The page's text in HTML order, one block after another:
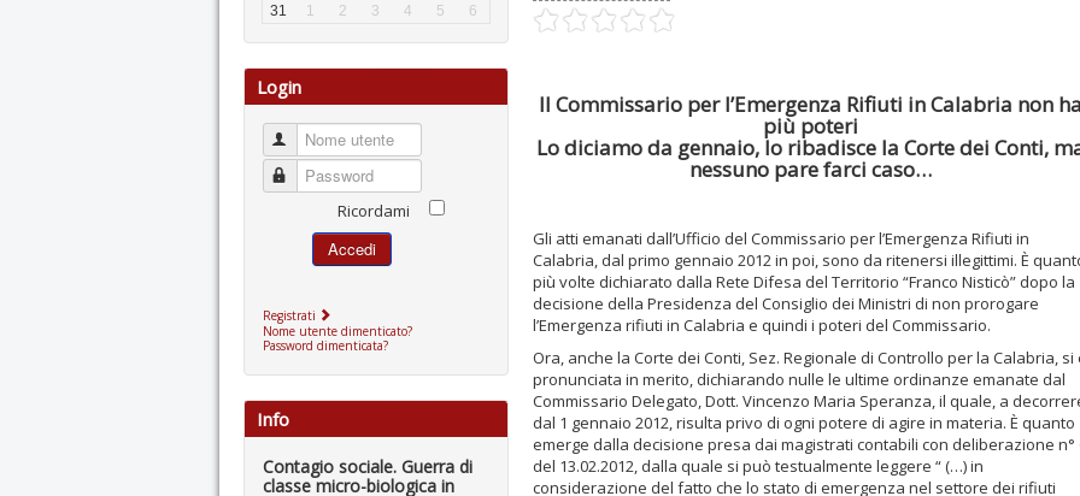
31
1 2 3 4 5 6
Login
Nome utente
Password
Ricordami
Accedi
Registrati
Nome utente dimenticato?
Password dimenticata?
Info
Contagio sociale. Guerra di
classe micro-biologica in
Il Commissario per l’Emergenza Rifiuti in Calabria non
più poteri
Lo diciamo da gennaio, lo ribadisce la Corte dei Conti,
nessuno pare farci caso…
Gli atti emanati dall’Ufficio del Commissario per l’Emergenza Rifiuti in
Calabria, dal primo gennaio 2012 in poi, sono da ritenersi illegittimi. È
più volte dichiarato dalla Rete Difesa del Territorio “Franco Nisticò” dopo la
decisione della Presidenza del Consiglio dei Ministri di non prorogare
l’Emergenza rifiuti in Calabria e quindi i poteri del Commissario.
Ora, anche la Corte dei Conti, Sez. Regionale di Controllo per la Calabria, si
pronunciata in merito, dichiarando nulle le ultime ordinanze emanate dal
Commissario Delegato, Dott. Vincenzo Maria Speranza, il quale, a
dal 1 gennaio 2012, risulta privo di ogni potere di agire in materia. È quanto
emerge dalla decisione presa dai magistrati contabili con deliberazione n°
del 13.02.2012, dalla quale si può testualmente leggere “ (…) in
considerazione del fatto che lo stato di emergenza nel settore dei rifiuti